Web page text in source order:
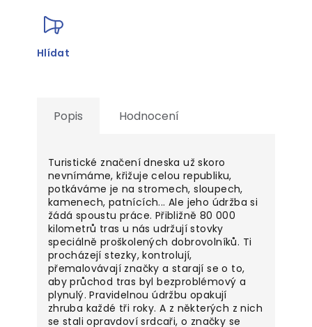
Hlídat
Popis Hodnocení
Turistické značení dneska už skoro
nevnímáme, křižuje celou republiku,
potkáváme je na stromech, sloupech,
kamenech, patnících... Ale jeho údržba si
žádá spoustu práce. Přibližně 80 000
kilometrů tras u nás udržují stovky
speciálně proškolených dobrovolníků. Ti
procházejí stezky, kontrolují,
přemalovávají značky a starají se o to,
aby průchod tras byl bezproblémový a
plynulý. Pravidelnou údržbu opakují
zhruba každé tři roky. A z některých z nich
se stali opravdoví srdcaři, o značky se